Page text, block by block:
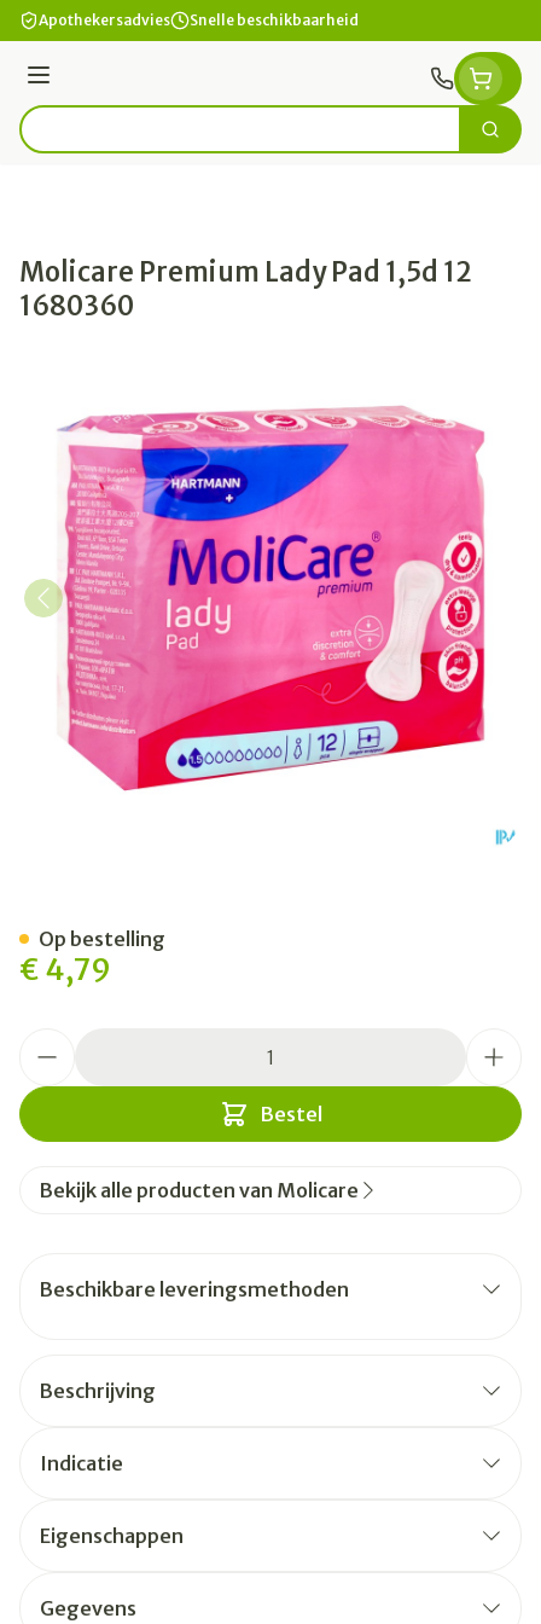
Ga naar de inhoud
Apothekersadvies Snelle beschikbaarheid
Menu
Product, merk, categorie... Zoek
Molicare Premium Lady Pad 1,5d 12
1680360
€ 4,79
Bestel
Op bestelling
Bekijk alle producten van Molicare
Beschikbare leveringsmethoden
Beschrijving
Indicatie
Eigenschappen
Gegevens